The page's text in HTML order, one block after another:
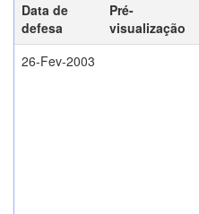
Data de
defesa
Pré-
visualização
26-Fev-2003